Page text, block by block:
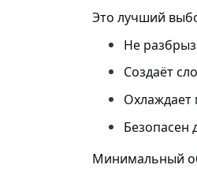
Это лучший
Не
Создаёт
Охлаждает
Безопасен
Минимальный